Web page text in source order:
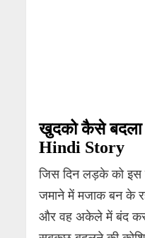
खुदको कैसे
Hindi Story
जिस दिन लड़के को इस
जमाने में मजाक बन के
और वह अकेले में बंद